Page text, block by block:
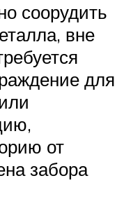
соорудить
вне
для
от
забора